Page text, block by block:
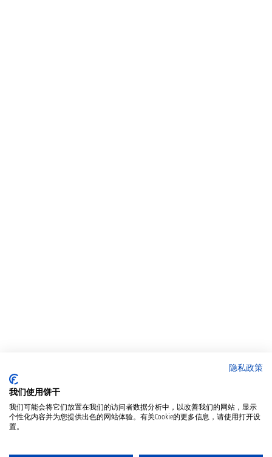
隐私政策
我们使用饼干
我们可能会将它们放置在我们的访问者数据分析中，以改善我们的网站，显示
个性化内容并为您提供出色的网站体验。有关Cookie的更多信息，请使用打开设
置。